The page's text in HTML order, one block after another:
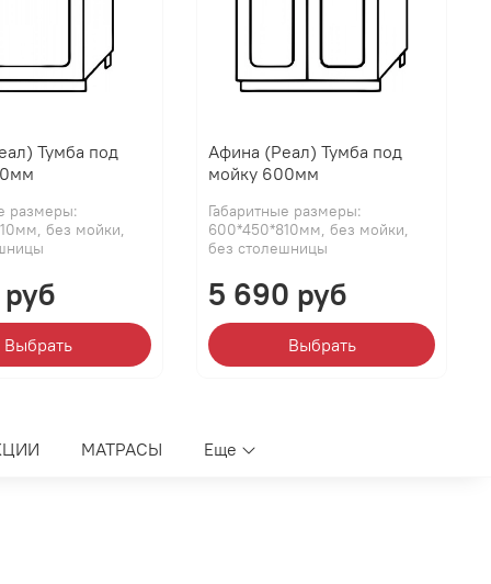
Тумба под
размеры:
без мойки,
Выбрать
Афина (Реал) Тумба под
мойку 600мм
Габаритные размеры:
600*450*810мм, без мойки,
без столешницы
5 690 руб
Выбрать
МАТРАСЫ Еще